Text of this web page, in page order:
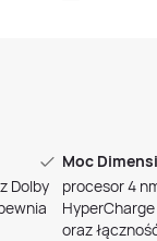
Dolby
Moc
procesor 4
oraz